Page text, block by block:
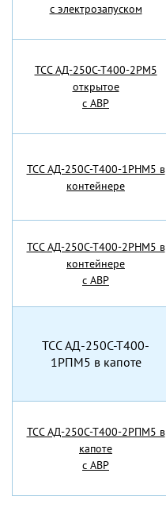
с электрозапуском
TCC АД-250С-Т400-2РМ5
открытое
с АВР
TCC АД-250С-Т400-1РНМ5 в
контейнере
TCC АД-250С-Т400-2РНМ5 в
контейнере
с АВР
TCC АД-250С-Т400-
1РПМ5 в капоте
TCC АД-250С-Т400-2РПМ5 в
капоте
с АВР